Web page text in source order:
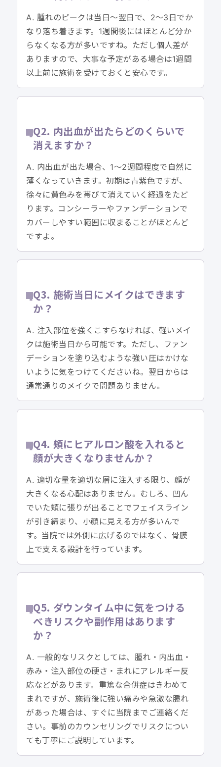
A. 腫れのピークは当日〜翌日で、2〜3日でか
なり落ち着きます。1週間後にはほとんど分か
らなくなる方が多いですね。ただし個人差が
ありますので、大事な予定がある場合は1週間
以上前に施術を受けておくと安心です。
Q2. 内出血が出たらどのくらいで
消えますか？
A. 内出血が出た場合、1〜2週間程度で自然に
薄くなっていきます。初期は青紫色ですが、
徐々に黄色みを帯びて消えていく経過をたど
ります。コンシーラーやファンデーションで
カバーしやすい範囲に収まることがほとんど
ですよ。
Q3. 施術当日にメイクはできます
か？
A. 注入部位を強くこすらなければ、軽いメイ
クは施術当日から可能です。ただし、ファン
デーションを塗り込むような強い圧はかけな
いように気をつけてくださいね。翌日からは
通常通りのメイクで問題ありません。
Q4. 頬にヒアルロン酸を入れると
顔が大きくなりませんか？
A. 適切な量を適切な層に注入する限り、顔が
大きくなる心配はありません。むしろ、凹ん
でいた頬に張りが出ることでフェイスライン
が引き締まり、小顔に見える方が多いんで
す。当院では外側に広げるのではなく、骨膜
上で支える設計を行っています。
Q5. ダウンタイム中に気をつける
べきリスクや副作用はあります
か？
A. 一般的なリスクとしては、腫れ・内出血・
赤み・注入部位の硬さ・まれにアレルギー反
応などがあります。重篤な合併症はきわめて
まれですが、施術後に強い痛みや急激な腫れ
があった場合は、すぐに当院までご連絡くだ
さい。事前のカウンセリングでリスクについ
ても丁寧にご説明しています。